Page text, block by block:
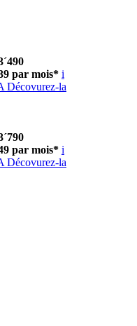
par mois* i
Décovurez-la
par mois* i
Décovurez-la